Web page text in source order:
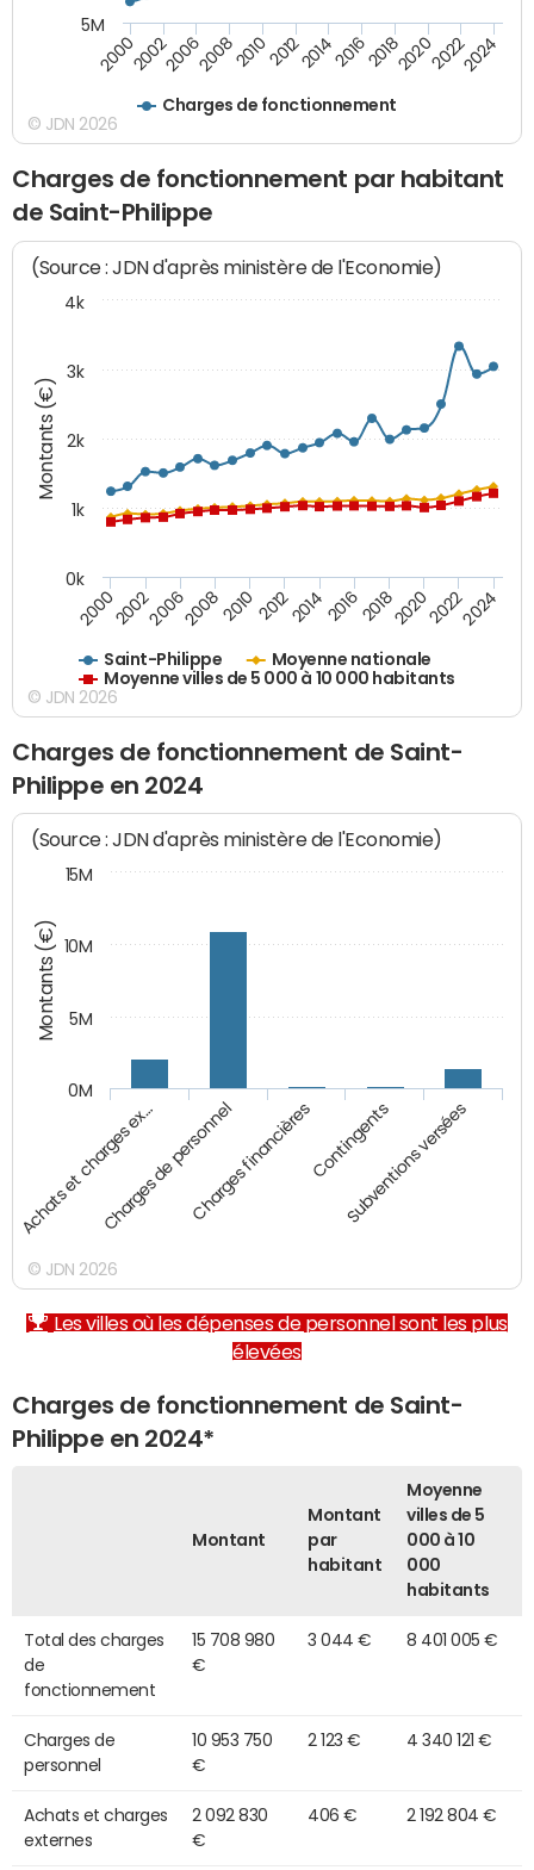
Charges de fonctionnement
200020022006200820102012201420162018202020222024
5M
© JDN 2026
Charges de fonctionnement par habitant
de Saint-Philippe
Montants (€)
(Source : JDN d'après ministère de l'Economie)
Saint-Philippe
Moyenne nationale
Moyenne villes de 5 000 à 10 000 habitants
20002002200620082010 2012201420162018202020222024
0k
1k
2k
3k
4k
© JDN 2026
Charges de fonctionnement de Saint-
Philippe en 2024
Montants (€)
(Source : JDN d'après ministère de l'Economie)
Achats et charges ex…Charges de personnelCharges financièresContingents
Subventions versées
0M
5M
10M
15M
© JDN 2026
Les villes où les dépenses de personnel sont les plus
élevées
Charges de fonctionnement de Saint-
Philippe en 2024*
Montant
Montant
par
habitant
Moyenne
villes de 5
000 à 10
000
habitants
Total des charges
de
fonctionnement
15 708 980
€
3 044 € 8 401 005 €
Charges de
personnel
10 953 750
€
2 123 € 4 340 121 €
Achats et charges
externes
2 092 830
€
406 € 2 192 804 €